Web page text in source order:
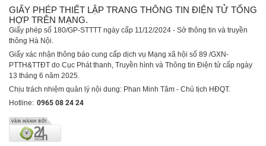
GIẤY PHÉP THIẾT LẬP TRANG THÔNG TIN ĐIỆN TỬ TỔNG
HỢP TRÊN MẠNG.
Giấy phép số 180/GP-STTTT ngày cấp 11/12/2024 - Sở thông tin và truyền
thông Hà Nội.
Giấy xác nhận thông báo cung cấp dịch vụ Mạng xã hội số 89 /GXN-
PTTH&TTĐT do Cục Phát thanh, Truyền hình và Thông tin Điện tử cấp ngày
13 tháng 6 năm 2025.
Chịu trách nhiệm quản lý nội dung: Phan Minh Tâm - Chủ tịch HĐQT.
Hotline: 0965 08 24 24